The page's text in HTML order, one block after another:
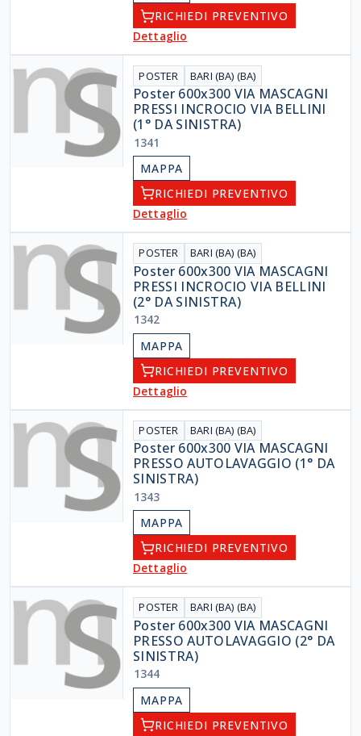
RICHIEDI PREVENTIVO
Dettaglio
POSTER BARI (BA) (BA)
Poster 600x300 VIA MASCAGNI
PRESSI INCROCIO VIA BELLINI
(1° DA SINISTRA)
1341
MAPPA
RICHIEDI PREVENTIVO
Dettaglio
POSTER BARI (BA) (BA)
Poster 600x300 VIA MASCAGNI
PRESSI INCROCIO VIA BELLINI
(2° DA SINISTRA)
1342
MAPPA
RICHIEDI PREVENTIVO
Dettaglio
POSTER BARI (BA) (BA)
Poster 600x300 VIA MASCAGNI
PRESSO AUTOLAVAGGIO (1° DA
SINISTRA)
1343
MAPPA
RICHIEDI PREVENTIVO
Dettaglio
POSTER BARI (BA) (BA)
Poster 600x300 VIA MASCAGNI
PRESSO AUTOLAVAGGIO (2° DA
SINISTRA)
1344
MAPPA
RICHIEDI PREVENTIVO